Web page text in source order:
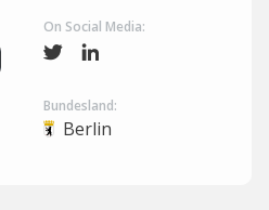
On Social Media:
Bundesland:
Berlin